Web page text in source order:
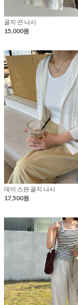
골지 끈 나시
15,000원
데이 스판 골지 나시
17,500원